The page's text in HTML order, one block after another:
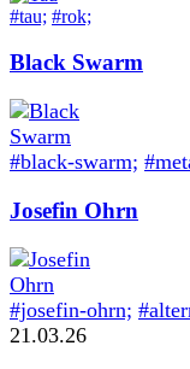
#tau; #rok;
Black Swarm
#black-swarm;
Josefin Ohrn
#josefin-ohrn;
21.03.26